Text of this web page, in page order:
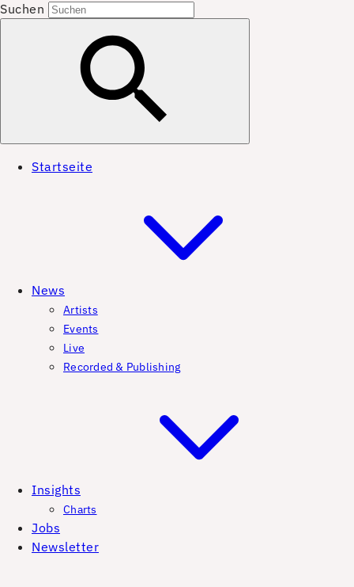
Suchen
Startseite
News
Artists
Events
Live
Recorded & Publishing
Insights
Charts
Jobs
Newsletter